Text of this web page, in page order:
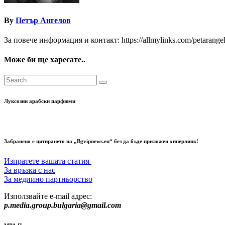
By Петър Ангелов
За повече информация и контакт: https://allmylinks.com/
Може би ще харесате..
Луксозни арабски парфюми
Забранено е цитирането на „Bgvipnews.eu“ без да бъде приложен хиперлинк!
Изпратете вашата статия
За връзка с нас
За медиино партньорство
Използвайте e-mail адрес:
p.media.group.bulgaria@gmail.com